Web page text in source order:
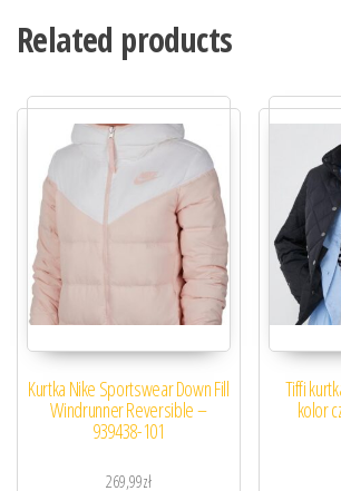
Related products
Kurtka Nike Sportswear Down Fill
Windrunner Reversible –
939438-101
269,99zł
Tiffi
kolor